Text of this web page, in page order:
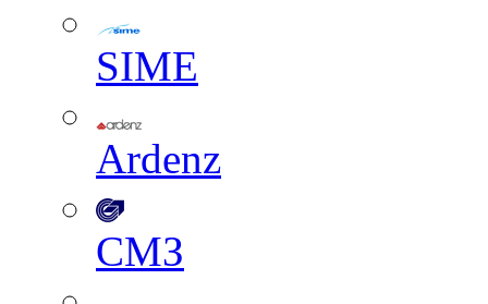
SIME
Ardenz
СМЗ